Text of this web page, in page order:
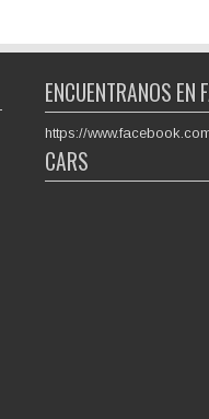
ENCUENTRANOS EN
https://
CARS